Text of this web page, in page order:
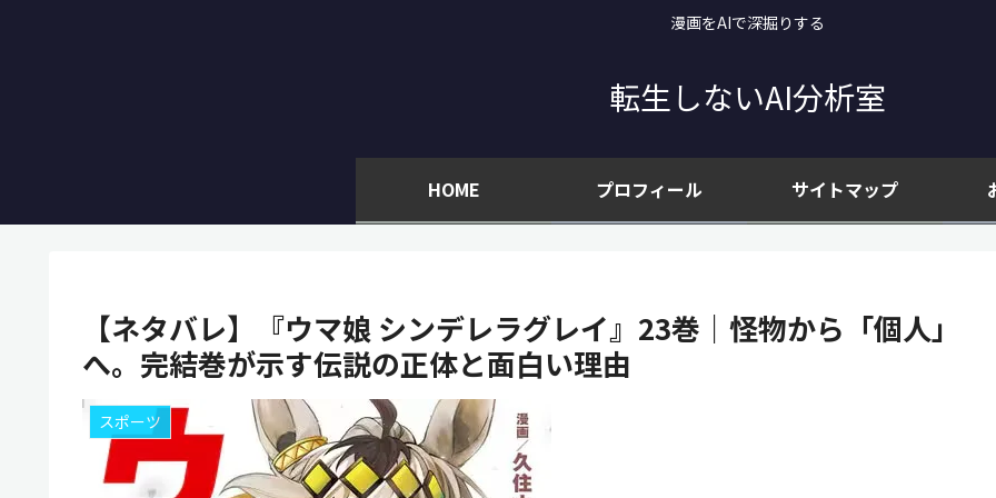
漫画をAIで深掘りする
転生しないAI分析室
HOME プロフィール サイトマップ
【ネタバレ】『ウマ娘 シンデレラグレイ』23巻｜怪物から「個人」
へ。完結巻が示す伝説の正体と面白い理由
スポーツ